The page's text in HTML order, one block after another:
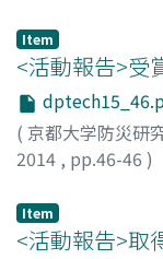
Item
<活動報告>受
( 京都大学防災研
2014 , pp.46-46 )
Item
<活動報告>取